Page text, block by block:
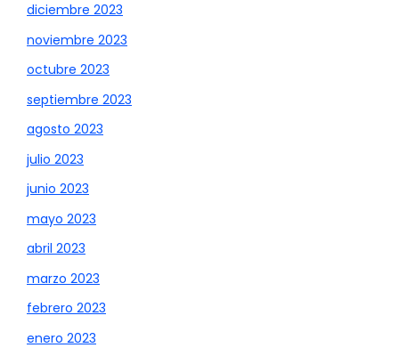
diciembre 2023
noviembre 2023
octubre 2023
septiembre 2023
agosto 2023
julio 2023
junio 2023
mayo 2023
abril 2023
marzo 2023
febrero 2023
enero 2023